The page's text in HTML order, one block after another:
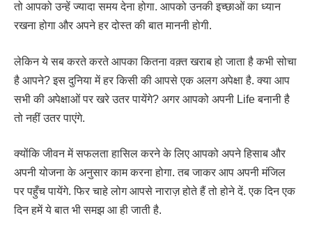
तो आपको उन्हें ज्यादा समय देना होगा. आपको उनकी इच्छाओं का ध्यान
रखना होगा और अपने हर दोस्त की बात माननी होगी.
लेकिन ये सब करते करते आपका कितना वक़्त खराब हो जाता है कभी सोचा
है आपने? इस दुनिया में हर किसी की आपसे एक अलग अपेक्षा है. क्या आप
सभी की अपेक्षाओं पर खरे उतर पायेंगे? अगर आपको अपनी Life बनानी है
तो नहीं उतर पाएंगे.
क्योंकि जीवन में सफलता हासिल करने के लिए आपको अपने हिसाब और
अपनी योजना के अनुसार काम करना होगा. तब जाकर आप अपनी मंजिल
पर पहुँच पायेंगे. फिर चाहे लोग आपसे नाराज़ होते हैं तो होने दें. एक दिन एक
दिन हमें ये बात भी समझ आ ही जाती है.